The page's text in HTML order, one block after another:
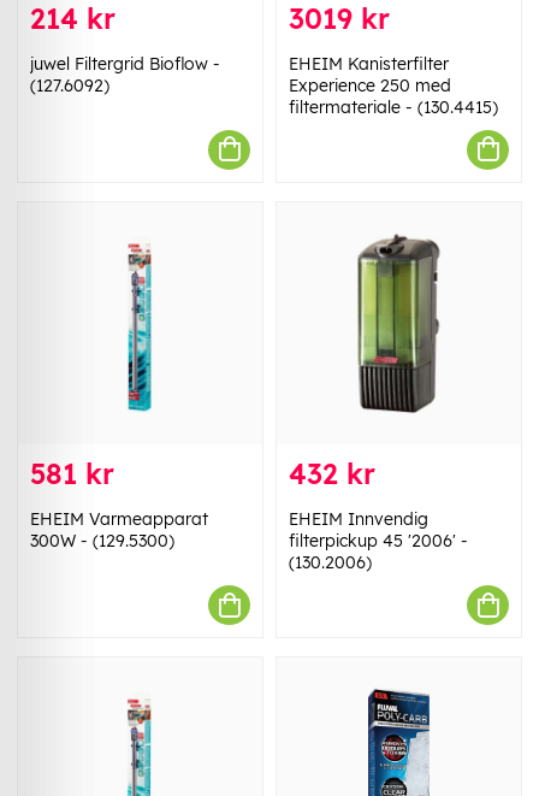
214 kr
juwel Filtergrid Bioflow -
(127.6092)
3019 kr
EHEIM Kanisterfilter
Experience 250 med
filtermateriale - (130.4415)
581 kr
EHEIM Varmeapparat
300W - (129.5300)
432 kr
EHEIM Innvendig
filterpickup 45 '2006' -
(130.2006)